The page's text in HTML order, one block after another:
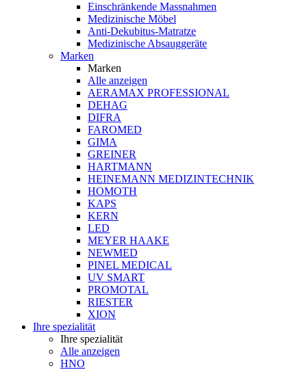
Einschränkende Massnahmen
Medizinische Möbel
Anti-Dekubitus-Matratze
Medizinische Absauggeräte
Marken
Marken
Alle anzeigen
AERAMAX PROFESSIONAL
DEHAG
DIFRA
FAROMED
GIMA
GREINER
HARTMANN
HEINEMANN MEDIZINTECHNIK
HOMOTH
KAPS
KERN
LED
MEYER HAAKE
NEWMED
PINEL MEDICAL
UV SMART
PROMOTAL
RIESTER
XION
Ihre spezialität
Ihre spezialität
Alle anzeigen
HNO